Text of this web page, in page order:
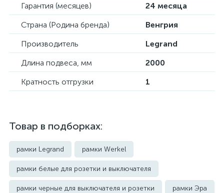
Гарантия (месяцев)
24 месяца
Страна (Родина бренда)
Венгрия
Производитель
Legrand
Длина подвеса, мм
2000
Кратность отгрузки
1
Товар в подборках:
рамки Legrand рамки Werkel
рамки белые для розетки и выключателя
рамки черные для выключателя и розетки рамки Эра